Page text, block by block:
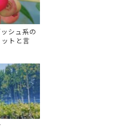
シュ系の
トと言